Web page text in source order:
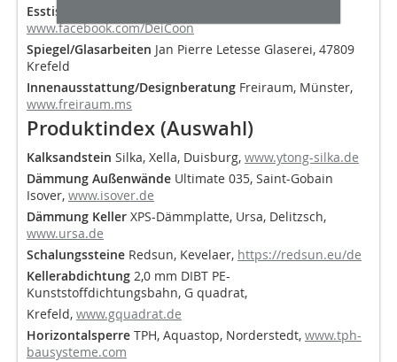
Esstisch
www.facebook.com/DeiCoon
Spiegel/Glasarbeiten Jan Pierre Letesse Glaserei, 47809
Krefeld
Innenausstattung/Designberatung Freiraum, Münster,
www.freiraum.ms
Produktindex (Auswahl)
Kalksandstein Silka, Xella, Duisburg, www.ytong-silka.de
Dämmung Außenwände Ultimate 035, Saint-Gobain
Isover, www.isover.de
Dämmung Keller XPS-Dämmplatte, Ursa, Delitzsch,
www.ursa.de
Schalungssteine Redsun, Kevelaer, https://redsun.eu/de
Kellerabdichtung 2,0 mm DIBT PE-
Kunststoffdichtungsbahn, G quadrat,
Krefeld, www.gquadrat.de
Horizontalsperre TPH, Aquastop, Norderstedt, www.tph-
bausysteme.com